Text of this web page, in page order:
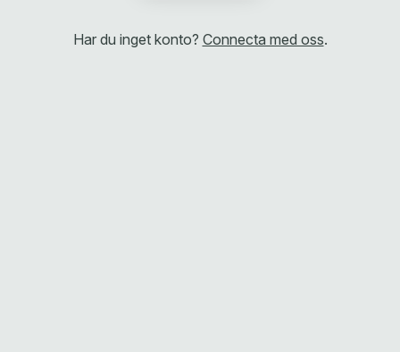
Har du inget konto? Connecta med oss.